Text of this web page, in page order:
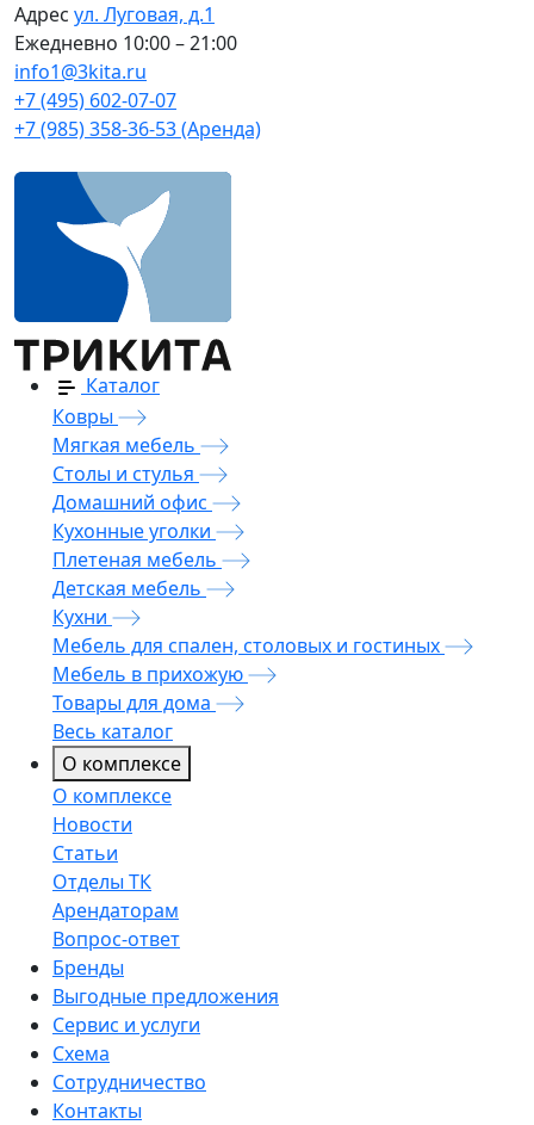
Адрес ул. Луговая, д.1
Ежедневно 10:00 – 21:00
info1@3kita.ru
+7 (495) 602-07-07
+7 (985) 358-36-53 (Аренда)
Каталог
Ковры
Мягкая мебель
Столы и стулья
Домашний офис
Кухонные уголки
Плетеная мебель
Детская мебель
Кухни
Мебель для спален, столовых и гостиных
Мебель в прихожую
Товары для дома
Весь каталог
О комплексе
О комплексе
Новости
Статьи
Отделы ТК
Арендаторам
Вопрос-ответ
Бренды
Выгодные предложения
Сервис и услуги
Схема
Сотрудничество
Контакты